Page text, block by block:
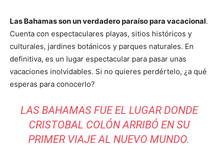
Las Bahamas son un verdadero paraíso para vacacional.
Cuenta con espectaculares playas, sitios históricos y
culturales, jardines botánicos y parques naturales. En
definitiva, es un lugar espectacular para pasar unas
vacaciones inolvidables. Si no quieres perdértelo, ¿a qué
esperas para conocerlo?
LAS BAHAMAS FUE EL LUGAR DONDE
CRISTOBAL COLÓN ARRIBÓ EN SU
PRIMER VIAJE AL NUEVO MUNDO.